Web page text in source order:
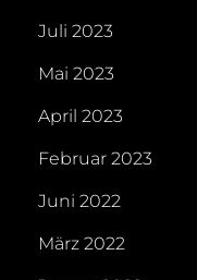
Juli 2023
Mai 2023
April 2023
Februar 2023
Juni 2022
März 2022